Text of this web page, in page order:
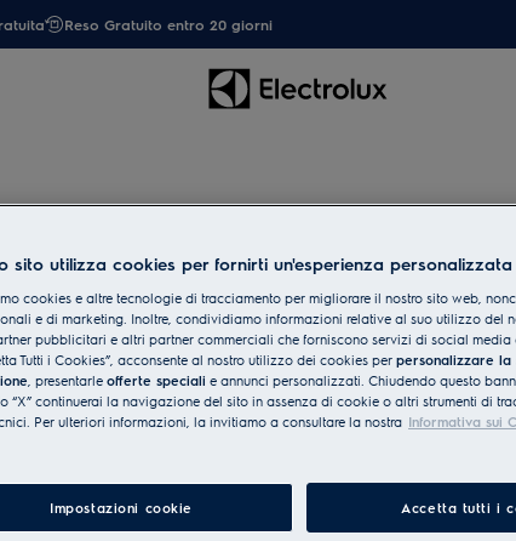
Reso Gratuito entro 20 giorni
sito utilizza cookies per fornirti un'esperienza personalizzata
cookies e altre tecnologie di tracciamento per migliorare il nostro sito web,
e di marketing. Inoltre, condividiamo informazioni relative al suo utilizzo del
pubblicitari e altri partner commerciali che forniscono servizi di social
Tutti i Cookies”, acconsente al nostro utilizzo dei cookies per personalizzare la
, presentarle offerte speciali e annunci personalizzati. Chiudendo questo
“X” continuerai la navigazione del sito in assenza di cookie o altri strumenti di
Per ulteriori informazioni, la invitiamo a consultare la nostra Informativa sui
Impostazioni cookie Accetta tutti i